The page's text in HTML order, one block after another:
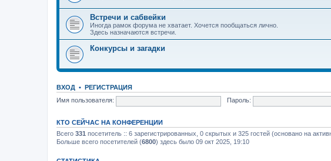
Встречи и сабвейки
Иногда рамок форума не хватает. Хочется пообщаться лично.
Здесь назначаются встречи.
Конкурсы и загадки
ВХОД • РЕГИСТРАЦИЯ
Имя пользователя:
Пароль:
КТО СЕЙЧАС НА КОНФЕРЕНЦИИ
Всего 331 посетитель :: 6 зарегистрированных, 0 скрытых и 325 гостей (основано на
Больше всего посетителей (6800) здесь было 09 окт 2025, 19:10